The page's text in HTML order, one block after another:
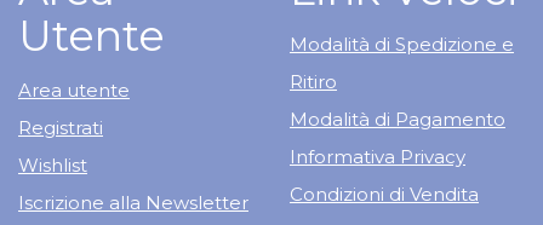
Utente
Area utente
Registrati
Wishlist
Iscrizione alla Newsletter
Modalità di Spedizione e
Ritiro
Modalità di Pagamento
Informativa Privacy
Condizioni di Vendita